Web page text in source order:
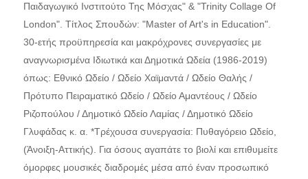
Παιδαγωγικό Ινστιτούτο Της Μόσχας" & "Trinity Collage Of
London". Τίτλος Σπουδών: "Master of Art's in Education".
30-ετής προϋπηρεσία και μακρόχρονες συνεργασίες με
αναγνωρισμένα Ιδιωτικά και Δημοτικά Ωδεία (1986-2019)
όπως: Εθνικό Ωδείο / Ωδείο Χαϊμαντά / Ωδείο Θαλής /
Πρότυπο Πειραματικό Ωδείο / Ωδείο Αμαντέους / Ωδείο
Ριζοπούλου / Δημοτικό Ωδείο Λαμίας / Δημοτικό Ωδείο
Γλυφάδας κ. α. *Tρέχουσα συνεργασία: Πυθαγόρειο Ωδείο,
(Άνοιξη-Αττικής). Για όσους αγαπάτε το βιολί και επιθυμείτε
όμορφες μουσικές διαδρομές μέσα από έναν προσωπικό